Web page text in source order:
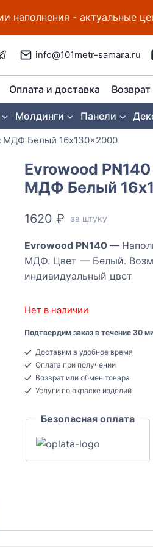
наполнения - актуальные
info@101metr-samara.ru
Оплата и доставка
Молдинги Панели
МДФ Белый 16x130x2000
Evrowood
МДФ Белый
1620 ₽ за штуку
Evrowood PN140 —
МДФ. Цвет — Белый.
индивидуальный цвет
Нет в наличии
Подтвердим заказ в течение 30
Доставим в удобное время
Оплата при получении
Возврат или обмен товара
Услуги по окраске изделий
Безопасная оплата